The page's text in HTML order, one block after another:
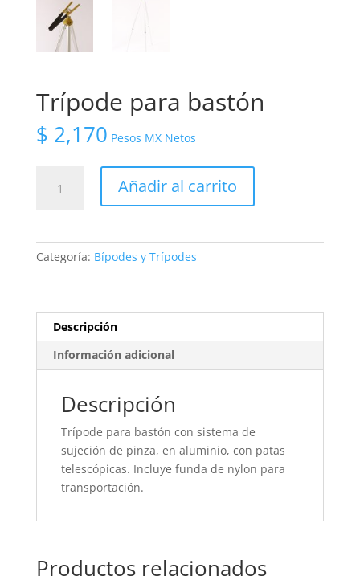
Trípode para bastón
$ 2,170 Pesos MX Netos
Añadir al carrito
Categoría: Bípodes y Trípodes
Descripción
Información adicional
Descripción
Trípode para bastón con sistema de
sujeción de pinza, en aluminio, con patas
telescópicas. Incluye funda de nylon para
transportación.
Productos relacionados